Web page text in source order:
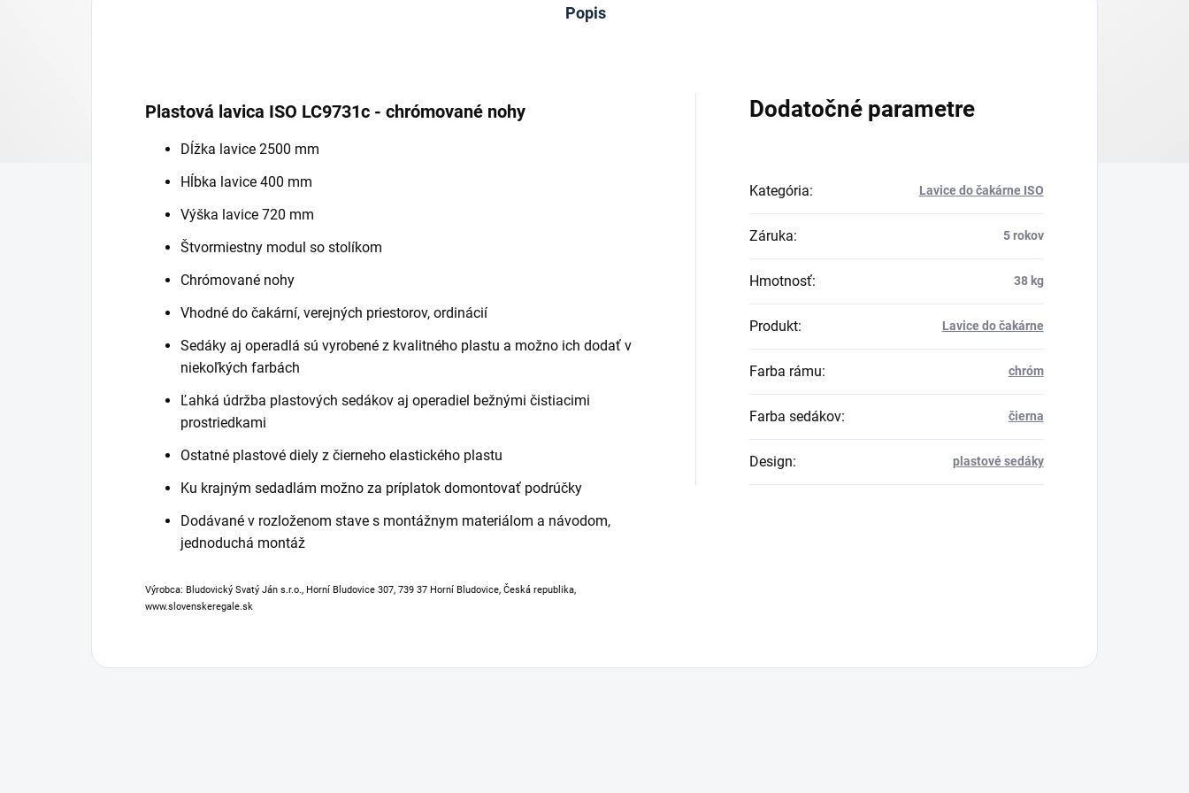
Popis
Plastová lavica ISO LC9731c - chrómované nohy
Dĺžka lavice 2500 mm
Hĺbka lavice 400 mm
Výška lavice 720 mm
Štvormiestny modul so stolíkom
Chrómované nohy
Vhodné do čakární, verejných priestorov, ordinácií
Sedáky aj operadlá sú vyrobené z kvalitného plastu a možno ich dodať v
niekoľkých farbách
Ľahká údržba plastových sedákov aj operadiel bežnými čistiacimi
prostriedkami
Ostatné plastové diely z čierneho elastického plastu
Ku krajným sedadlám možno za príplatok domontovať podrúčky
Dodávané v rozloženom stave s montážnym materiálom a návodom,
jednoduchá montáž
Výrobca: Bludovický Svatý Ján s.r.o., Horní Bludovice 307, 739 37 Horní Bludovice, Česká republika,
www.slovenskeregale.sk
Dodatočné parametre
Kategória: Lavice do čakárne ISO
Záruka: 5 rokov
Hmotnosť: 38 kg
Produkt: Lavice do čakárne
Farba rámu: chróm
Farba sedákov: čierna
Design: plastové sedáky